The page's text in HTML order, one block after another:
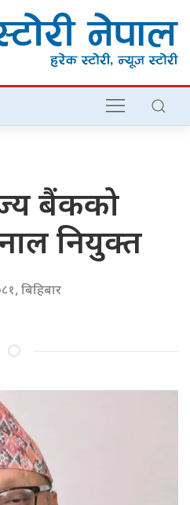
बैंकको
नियुक्त
बिहिबार